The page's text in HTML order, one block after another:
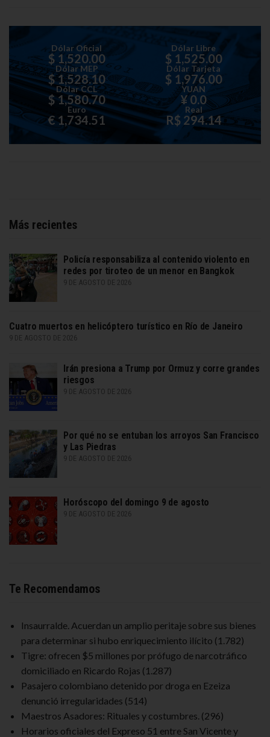
Dólar Oficial
$ 1,520.00
Dólar Libre
$ 1,525.00
Dólar MEP
$ 1,528.10
Dólar Tarjeta
$ 1,976.00
Dólar CCL
$ 1,580.70
YUAN
¥ 0.0
Euro
€ 1,734.51
Real
R$ 294.14
Más recientes
Policía responsabiliza al contenido violento en
redes por tiroteo de un menor en Bangkok
9 DE AGOSTO DE 2026
Cuatro muertos en helicóptero turístico en Río de Janeiro
9 DE AGOSTO DE 2026
Irán presiona a Trump por Ormuz y corre grandes
riesgos
9 DE AGOSTO DE 2026
Por qué no se entuban los arroyos San Francisco
y Las Piedras
9 DE AGOSTO DE 2026
Horóscopo del domingo 9 de agosto
9 DE AGOSTO DE 2026
Te Recomendamos
Insaurralde. Acuerdan un amplio peritaje sobre sus bienes
para determinar si hubo enriquecimiento ilícito (1.782)
Tigre: ofrecen $5 millones por prófugo de narcotráfico
domiciliado en Ricardo Rojas (1.287)
Pasajero colombiano detenido por droga en Ezeiza
denunció irregularidades (514)
Maestros Asadores: Rituales y costumbres. (296)
Horarios oficiales del Expreso 51 entre San Vicente y